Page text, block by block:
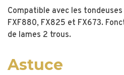
Compatible avec les tondeuses
FXF880, FX825 et FX673.
de lames 2 trous.
Astuce